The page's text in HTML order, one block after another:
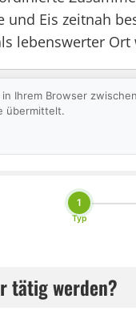
und Eis zeitnah
lebenswerter
Ihrem Browser
übermittelt.
1
Typ
tätig werden?